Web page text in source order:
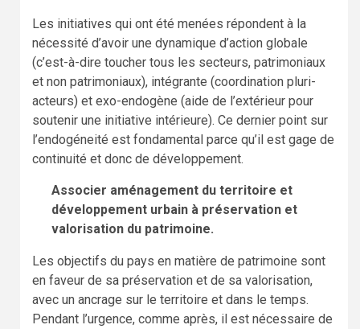
Les initiatives qui ont été menées répondent à la
nécessité d’avoir une dynamique d’action globale
(c’est-à-dire toucher tous les secteurs, patrimoniaux
et non patrimoniaux), intégrante (coordination pluri-
acteurs) et exo-endogène (aide de l’extérieur pour
soutenir une initiative intérieure). Ce dernier point sur
l’endogéneité est fondamental parce qu’il est gage de
continuité et donc de développement.
Associer aménagement du territoire et
développement urbain à préservation et
valorisation du patrimoine.
Les objectifs du pays en matière de patrimoine sont
en faveur de sa préservation et de sa valorisation,
avec un ancrage sur le territoire et dans le temps.
Pendant l’urgence, comme après, il est nécessaire de